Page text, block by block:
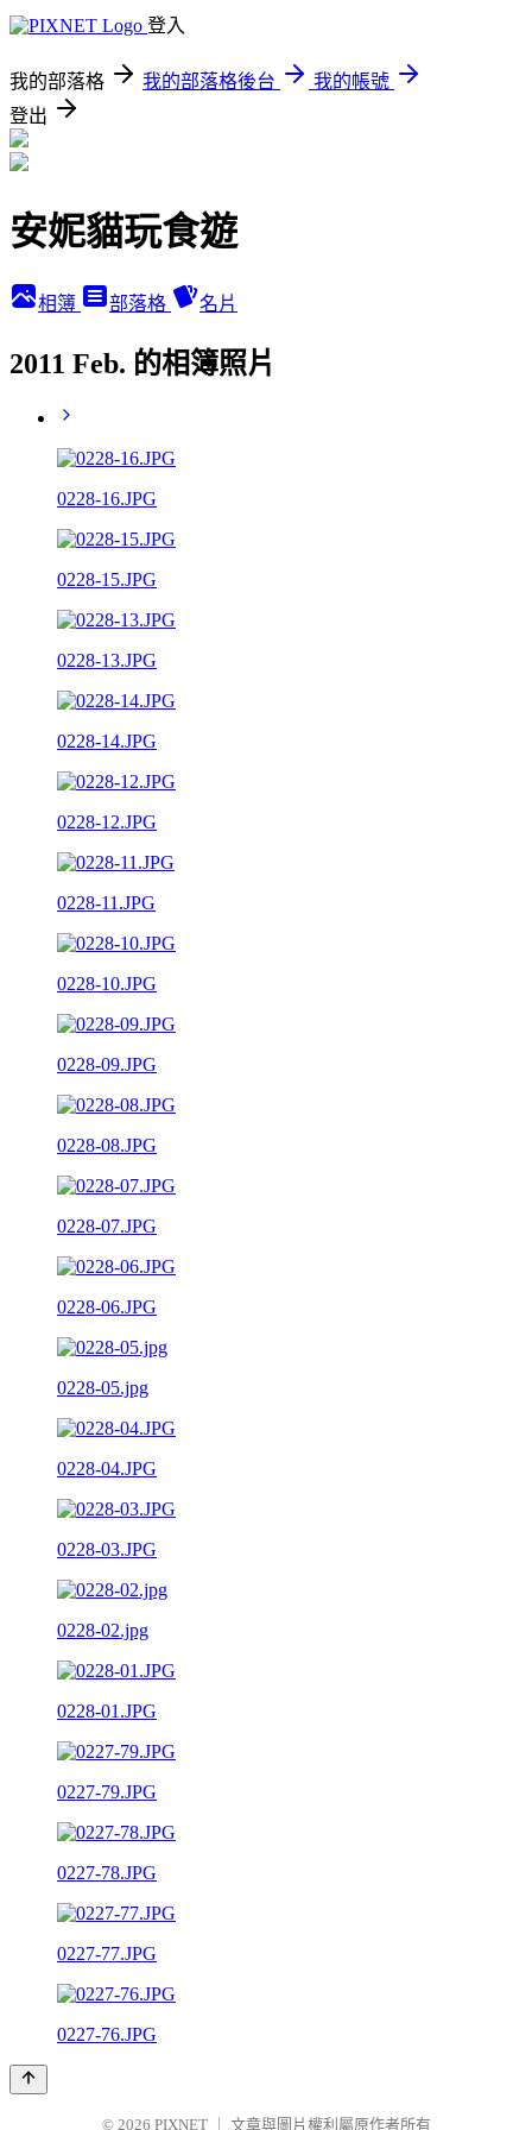
登入
我的部落格 我的部落格後台
我的帳號
登出
安妮貓玩食遊
相簿 部落格 名片
2011 Feb. 的相簿照片
0228-16.JPG
0228-15.JPG
0228-13.JPG
0228-14.JPG
0228-12.JPG
0228-11.JPG
0228-10.JPG
0228-09.JPG
0228-08.JPG
0228-07.JPG
0228-06.JPG
0228-05.jpg
0228-04.JPG
0228-03.JPG
0228-02.jpg
0228-01.JPG
0227-79.JPG
0227-78.JPG
0227-77.JPG
0227-76.JPG
© 2026 PIXNET 文章與圖片權利屬原作者所有